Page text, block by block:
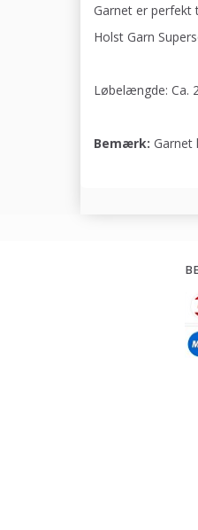
Garnet er perfekt
Holst Garn
Løbelængde: Ca.
Bemærk: Garnet